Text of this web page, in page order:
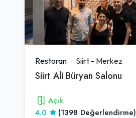
Restoran Siirt - Merkez
Siirt Ali Büryan Salonu
Açık
4.0
(1398 Değerlendirme)